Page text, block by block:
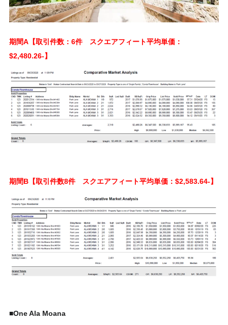
期間A【取引件数：6件 スクエアフィート平均単価：
$2,480.26-】
期間B【取引件数8件 スクエアフィート平均単価：$2,583.64-】
■One Ala Moana